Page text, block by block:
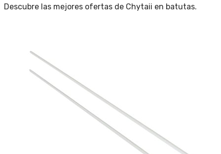
Descubre las mejores ofertas de Chytaii en batutas.